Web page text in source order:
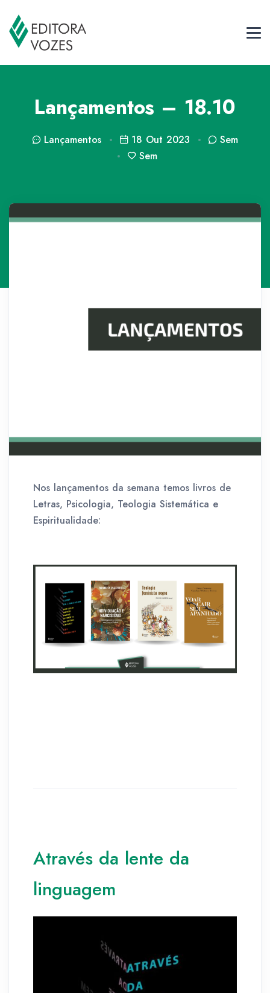
Lançamentos – 18.10
Lançamentos 18 Out 2023
Sem
Sem
Nos lançamentos da semana temos livros de
Letras, Psicologia, Teologia Sistemática e
Espiritualidade:
Através da lente da
linguagem